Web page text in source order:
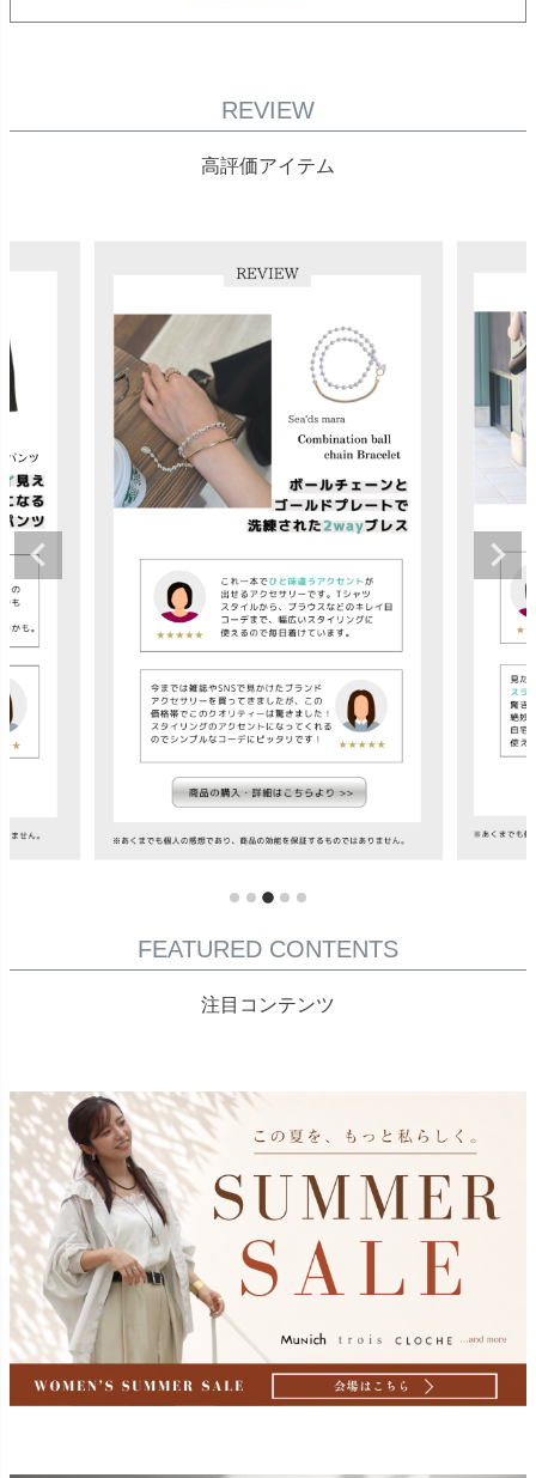
REVIEW
高評価アイテム
FEATURED CONTENTS
注目コンテンツ